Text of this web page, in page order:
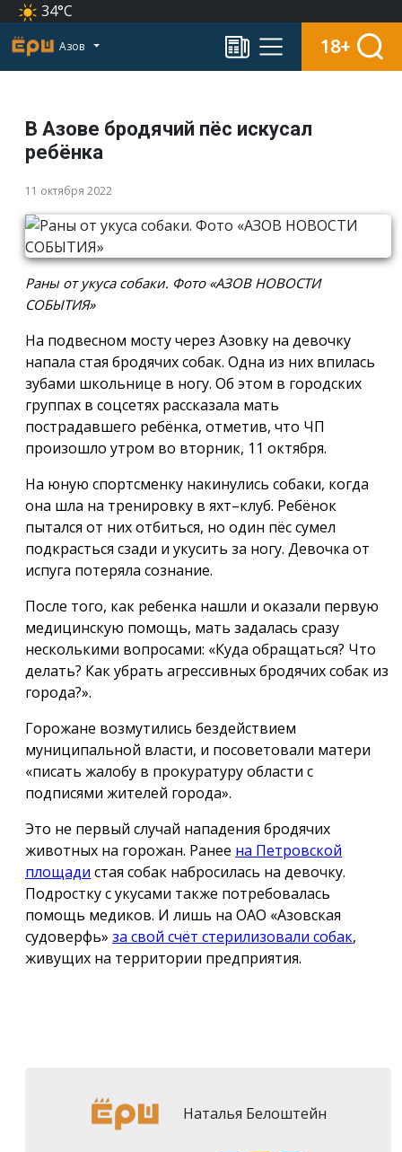
34°C
Азов 18+
В Азове бродячий пёс искусал
ребёнка
11 октября 2022
Раны от укуса собаки. Фото «АЗОВ НОВОСТИ
СОБЫТИЯ»
На подвесном мосту через Азовку на девочку
напала стая бродячих собак. Одна из них впилась
зубами школьнице в ногу. Об этом в городских
группах в соцсетях рассказала мать
пострадавшего ребёнка, отметив, что ЧП
произошло утром во вторник, 11 октября.
На юную спортсменку накинулись собаки, когда
она шла на тренировку в яхт–клуб. Ребёнок
пытался от них отбиться, но один пёс сумел
подкрасться сзади и укусить за ногу. Девочка от
испуга потеряла сознание.
После того, как ребенка нашли и оказали первую
медицинскую помощь, мать задалась сразу
несколькими вопросами: «Куда обращаться? Что
делать? Как убрать агрессивных бродячих собак из
города?».
Горожане возмутились бездействием
муниципальной власти, и посоветовали матери
«писать жалобу в прокуратуру области с
подписями жителей города».
Это не первый случай нападения бродячих
животных на горожан. Ранее на Петровской
площади стая собак набросилась на девочку.
Подростку с укусами также потребовалась
помощь медиков. И лишь на ОАО «Азовская
судоверфь» за свой счёт стерилизовали собак,
живущих на территории предприятия.
Наталья Белоштейн